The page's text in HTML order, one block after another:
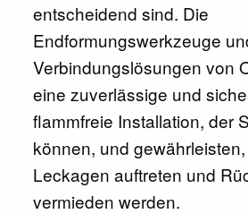
entscheidend sind. Die
Endformungswerkzeuge
Verbindungslösungen von
eine zuverlässige und
flammfreie Installation, der
können, und
Leckagen auftreten und
vermieden werden.